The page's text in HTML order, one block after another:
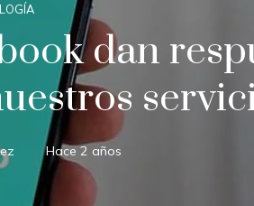
dan
Hace 2 años